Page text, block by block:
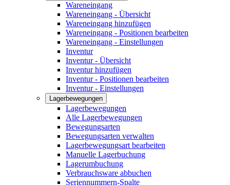
Wareneingang
Wareneingang - Übersicht
Wareneingang hinzufügen
Wareneingang - Positionen bearbeiten
Wareneingang - Einstellungen
Inventur
Inventur - Übersicht
Inventur hinzufügen
Inventur - Positionen bearbeiten
Inventur - Einstellungen
Lagerbewegungen
Lagerbewegungen
Alle Lagerbewegungen
Bewegungsarten
Bewegungsarten verwalten
Lagerbewegungsart bearbeiten
Manuelle Lagerbuchung
Lagerumbuchung
Verbrauchsware abbuchen
Seriennummern-Spalte